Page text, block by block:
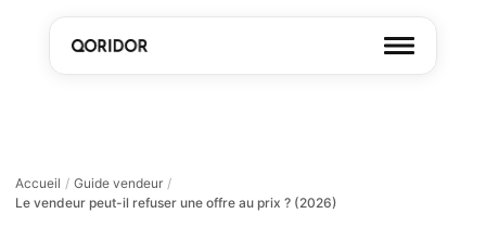
Accueil / Guide vendeur /
Le vendeur peut-il refuser une offre au prix ? (2026)